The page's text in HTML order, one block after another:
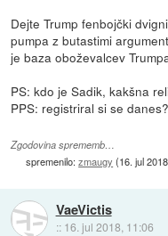
Dejte Trump fenbojčki
pumpa z butastimi
je baza oboževalcev
PS: kdo je Sadik, kakšna
PPS: registriral si se
Zgodovina sprememb…
spremenilo:zmaugy (16. jul
VaeVictis
:: 16. jul 2018, 11:06